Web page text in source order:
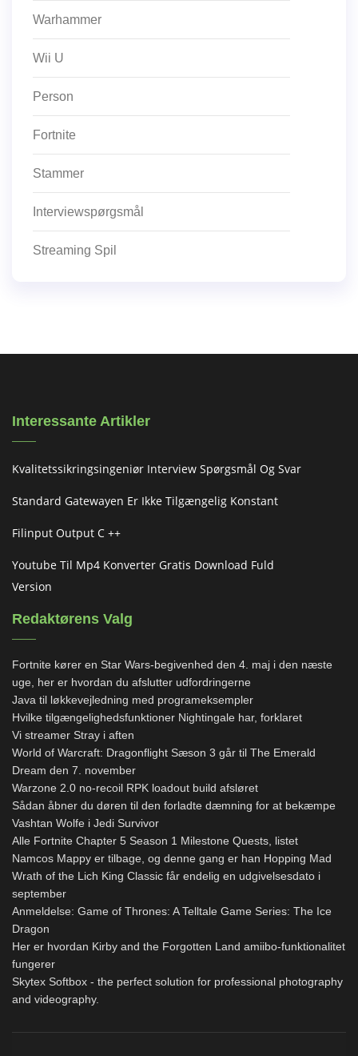
Warhammer
Wii U
Person
Fortnite
Stammer
Interviewspørgsmål
Streaming Spil
Interessante Artikler
Kvalitetssikringsingeniør Interview Spørgsmål Og Svar
Standard Gatewayen Er Ikke Tilgængelig Konstant
Filinput Output C ++
Youtube Til Mp4 Konverter Gratis Download Fuld
Version
Redaktørens Valg
Fortnite kører en Star Wars-begivenhed den 4. maj i den næste
uge, her er hvordan du afslutter udfordringerne
Java til løkkevejledning med programeksempler
Hvilke tilgængelighedsfunktioner Nightingale har, forklaret
Vi streamer Stray i aften
World of Warcraft: Dragonflight Sæson 3 går til The Emerald
Dream den 7. november
Warzone 2.0 no-recoil RPK loadout build afsløret
Sådan åbner du døren til den forladte dæmning for at bekæmpe
Vashtan Wolfe i Jedi Survivor
Alle Fortnite Chapter 5 Season 1 Milestone Quests, listet
Namcos Mappy er tilbage, og denne gang er han Hopping Mad
Wrath of the Lich King Classic får endelig en udgivelsesdato i
september
Anmeldelse: Game of Thrones: A Telltale Game Series: The Ice
Dragon
Her er hvordan Kirby and the Forgotten Land amiibo-funktionalitet
fungerer
Skytex Softbox - the perfect solution for professional photography
and videography.